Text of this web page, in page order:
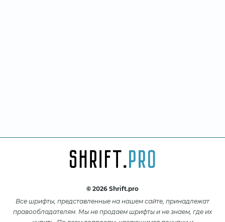
© 2026 Shrift.pro
Все шрифты, представленные на нашем сайте, принадлежат
правообладателям. Мы не продаем шрифты и не знаем, где их